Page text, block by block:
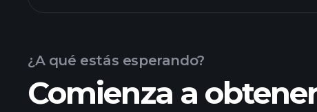
¿A qué estás esperando?
Comienza a